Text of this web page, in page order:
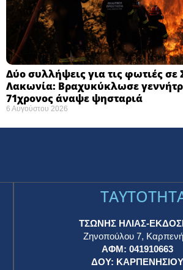
Δύο συλλήψεις για τις φωτιές σε
Λακωνία: Βραχυκύκλωσε
71χρονος άναψε ψησταριά
6 Αυγούστου 2026
ΤΣΩΝΗΣ ΗΛΙΑΣ-
Ζηνοπούλου 7,
ΑΦΜ: 041910663
ΔΟΥ: ΚΑΡΠΕΝΗΣΙΟΥ